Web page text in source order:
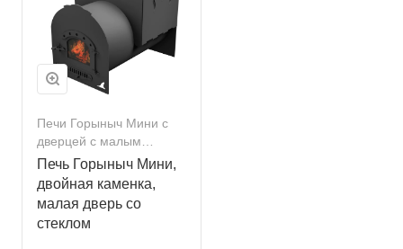
Печи Горыныч Мини с
дверцей с малым
стеклом
Печь Горыныч Мини,
двойная каменка,
малая дверь со
стеклом